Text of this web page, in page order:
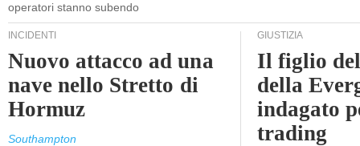
operatori stanno subendo
INCIDENTI
Nuovo attacco ad una
nave nello Stretto di
Hormuz
Southampton
GIUSTIZIA
Il figlio
della
indagato
trading